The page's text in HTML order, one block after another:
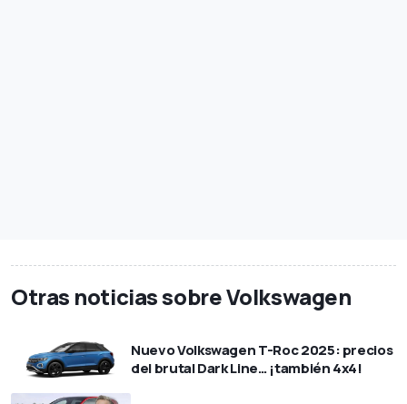
Otras noticias sobre Volkswagen
Nuevo Volkswagen T-Roc 2025: precios
del brutal Dark Line… ¡también 4x4!